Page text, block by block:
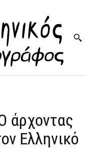
άρχοντας
Ελληνικό